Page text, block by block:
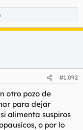
#1.092
otro pozo de
para dejar
alimenta suspiros
o por lo